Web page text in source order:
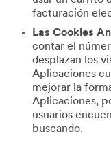
facturación
Las Cookies
contar el
desplazan los
Aplicaciones
mejorar la
Aplicaciones,
usuarios
buscando.